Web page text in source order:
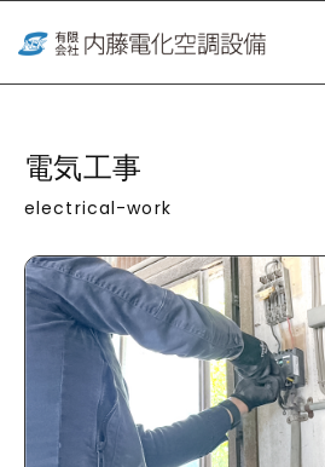
電気工事
electrical-work